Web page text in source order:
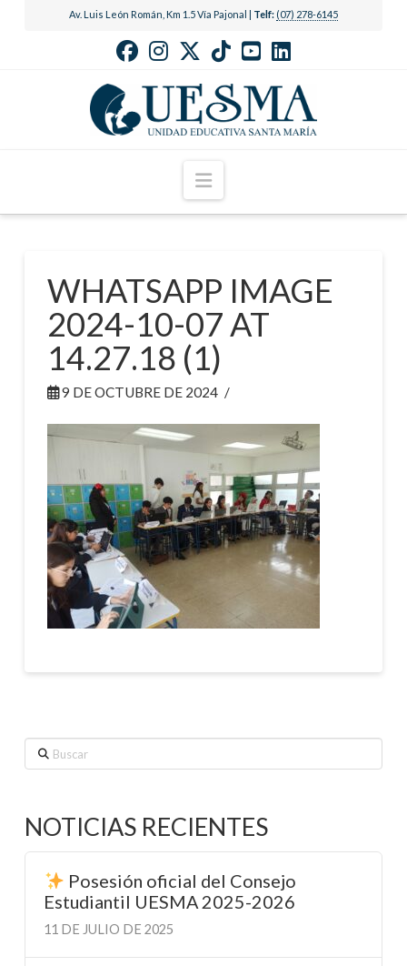
Av. Luis León Román, Km 1.5 Vía Pajonal | Telf: (07) 278-6145
Navigation
WHATSAPP IMAGE
2024-10-07 AT
14.27.18 (1)
9 DE OCTUBRE DE 2024
Buscar
NOTICIAS RECIENTES
Posesión oficial del Consejo
Estudiantil UESMA 2025-2026
11 DE JULIO DE 2025